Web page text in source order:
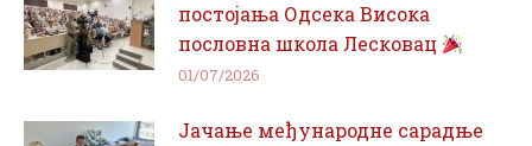
постојања Одсека Висока
пословна школа Лесковац
01/07/2026
Јачање међународне сарадње